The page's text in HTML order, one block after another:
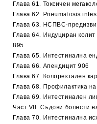
Глава 61. Токсичен
Глава 62. Pneumatosis
Глава 63. НСПВС-
Глава 64. Индуциран
895
Глава 65. Интестинална
Глава 66. Апендицит 906
Глава 67. Колоректален
Глава 68. Профилактика
Глава 69. Интестинален
Част VIІ. Съдови болести
Глава 70. Интестинална